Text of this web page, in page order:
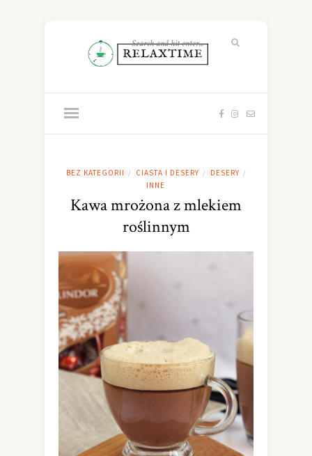
BEZ KATEGORII / CIASTA I DESERY / DESERY /
INNE
Kawa mrożona z mlekiem
roślinnym